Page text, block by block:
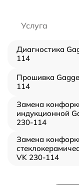
Услуга
Диагностика
114
Прошивка
114
Замена
индукционной
230-114
Замена
VK 230-114